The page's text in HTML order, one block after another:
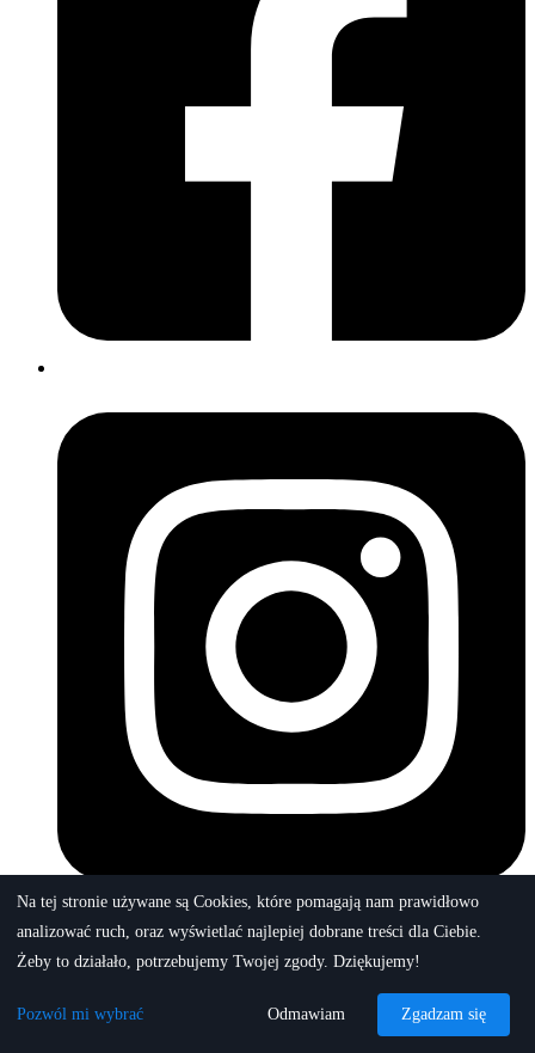
Na tej stronie używane są Cookies, które pomagają nam prawidłowo
analizować ruch, oraz wyświetlać najlepiej dobrane treści dla Ciebie.
Żeby to działało, potrzebujemy Twojej zgody. Dziękujemy!
Pozwól mi wybrać Odmawiam Zgadzam się